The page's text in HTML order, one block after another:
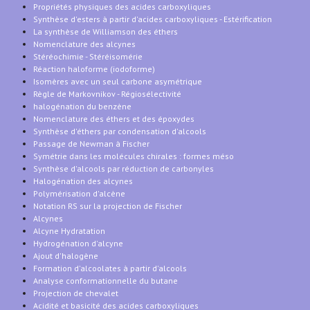
Propriétés physiques des acides carboxyliques
Synthèse d'esters à partir d'acides carboxyliques - Estérification
La synthèse de Williamson des éthers
Nomenclature des alcynes
Stéréochimie - Stéréisomérie
Réaction haloforme (iodoforme)
Isomères avec un seul carbone asymétrique
Règle de Markovnikov - Régiosélectivité
halogénation du benzène
Nomenclature des éthers et des époxydes
Synthèse d'éthers par condensation d'alcools
Passage de Newman à Fischer
Symétrie dans les molécules chirales : formes méso
Synthèse d'alcools par réduction de carbonyles
Halogénation des alcynes
Polymérisation d'alcène
Notation RS sur la projection de Fischer
Alcynes
Alcyne Hydratation
Hydrogénation d'alcyne
Ajout d'halogène
Formation d'alcoolates à partir d'alcools
Analyse conformationnelle du butane
Projection de chevalet
Acidité et basicité des acides carboxyliques